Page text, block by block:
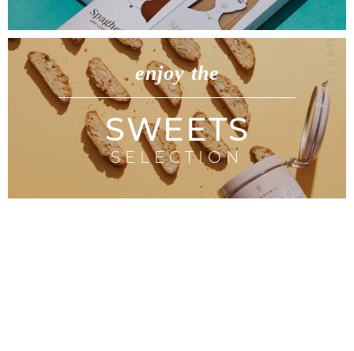
enjoy the
SWEETS
SELECTION